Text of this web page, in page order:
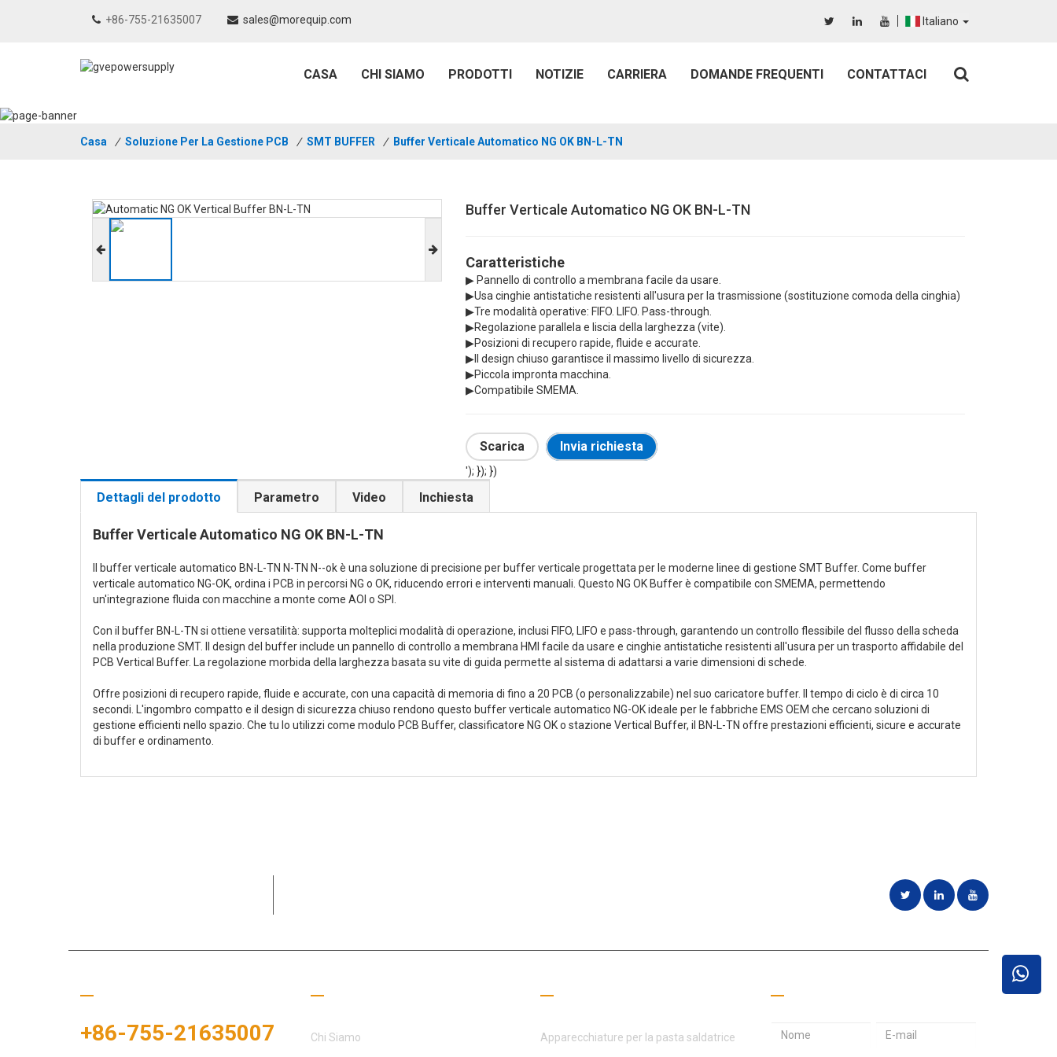
+86-755-21635007 sales@morequip.com Italiano
CASA CHI SIAMO PRODOTTI NOTIZIE CARRIERA DOMANDE FREQUENTI CONTATTACI
Casa / Soluzione Per La Gestione PCB / SMT BUFFER / Buffer Verticale Automatico NG OK BN-L-TN
Buffer Verticale Automatico NG OK BN-L-TN
Caratteristiche
▶ Pannello di controllo a membrana facile da usare.
▶Usa cinghie antistatiche resistenti all'usura per la trasmissione (sostituzione comoda della cinghia)
▶Tre modalità operative: FIFO. LIFO. Pass-through.
▶Regolazione parallela e liscia della larghezza (vite).
▶Posizioni di recupero rapide, fluide e accurate.
▶Il design chiuso garantisce il massimo livello di sicurezza.
▶Piccola impronta macchina.
▶Compatibile SMEMA.
Scarica Invia richiesta
'); }); })
Dettagli del prodotto Parametro Video Inchiesta
Buffer Verticale Automatico NG OK BN-L-TN
Il buffer verticale automatico BN-L-TN N-TN N--ok è una soluzione di precisione per buffer verticale progettata per le moderne linee di gestione SMT Buffer. Come buffer
verticale automatico NG-OK, ordina i PCB in percorsi NG o OK, riducendo errori e interventi manuali. Questo NG OK Buffer è compatibile con SMEMA, permettendo
un'integrazione fluida con macchine a monte come AOI o SPI.
Con il buffer BN-L-TN si ottiene versatilità: supporta molteplici modalità di operazione, inclusi FIFO, LIFO e pass-through, garantendo un controllo flessibile del flusso della scheda
nella produzione SMT. Il design del buffer include un pannello di controllo a membrana HMI facile da usare e cinghie antistatiche resistenti all'usura per un trasporto affidabile del
PCB Vertical Buffer. La regolazione morbida della larghezza basata su vite di guida permette al sistema di adattarsi a varie dimensioni di schede.
Offre posizioni di recupero rapide, fluide e accurate, con una capacità di memoria di fino a 20 PCB (o personalizzabile) nel suo caricatore buffer. Il tempo di ciclo è di circa 10
secondi. L'ingombro compatto e il design di sicurezza chiuso rendono questo buffer verticale automatico NG-OK ideale per le fabbriche EMS OEM che cercano soluzioni di
gestione efficienti nello spazio. Che tu lo utilizzi come modulo PCB Buffer, classificatore NG OK o stazione Vertical Buffer, il BN-L-TN offre prestazioni efficienti, sicure e accurate
di buffer e ordinamento.
+86-755-21635007 Chi Siamo Apparecchiature per la pasta saldatrice